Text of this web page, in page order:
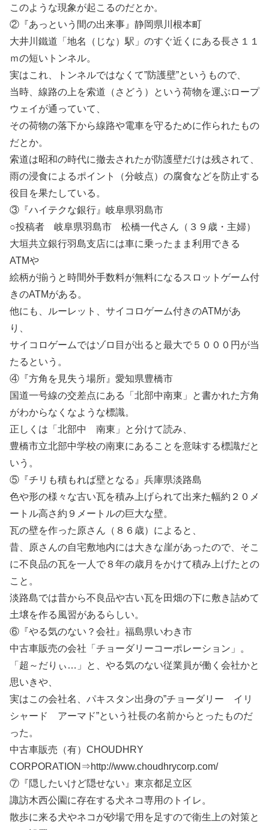
このような現象が起こるのだとか。
②『あっという間の出来事』静岡県川根本町
大井川鐵道「地名（じな）駅」のすぐ近くにある長さ１１
ｍの短いトンネル。
実はこれ、トンネルではなくて”防護壁”というもので、
当時、線路の上を索道（さどう）という荷物を運ぶロープ
ウェイが通っていて、
その荷物の落下から線路や電車を守るために作られたもの
だとか。
索道は昭和の時代に撤去されたが防護壁だけは残されて、
雨の浸食によるポイント（分岐点）の腐食などを防止する
役目を果たしている。
③『ハイテクな銀行』岐阜県羽島市
○投稿者 岐阜県羽島市 松橋一代さん（３９歳・主婦）
大垣共立銀行羽島支店には車に乗ったまま利用できる
ATMや
絵柄が揃うと時間外手数料が無料になるスロットゲーム付
きのATMがある。
他にも、ルーレット、サイコロゲーム付きのATMがあ
り、
サイコロゲームではゾロ目が出ると最大で５０００円が当
たるという。
④『方角を見失う場所』愛知県豊橋市
国道一号線の交差点にある「北部中南東」と書かれた方角
がわからなくなような標識。
正しくは「北部中 南東」と分けて読み、
豊橋市立北部中学校の南東にあることを意味する標識だと
いう。
⑤『チリも積もれば壁となる』兵庫県淡路島
色や形の様々な古い瓦を積み上げられて出来た幅約２０メ
ートル高さ約９メートルの巨大な壁。
瓦の壁を作った原さん（８６歳）によると、
昔、原さんの自宅敷地内には大きな崖があったので、そこ
に不良品の瓦を一人で８年の歳月をかけて積み上げたとの
こと。
淡路島では昔から不良品や古い瓦を田畑の下に敷き詰めて
土壌を作る風習があるらしい。
⑥『やる気のない？会社』福島県いわき市
中古車販売の会社「チョーダリーコーポレーション」。
「超～だりぃ…」と、やる気のない従業員が働く会社かと
思いきや、
実はこの会社名、パキスタン出身の”チョーダリー イリ
シャード アーマド”という社長の名前からとったものだ
った。
中古車販売（有）CHOUDHRY
CORPORATION⇒http://www.choudhrycorp.com/
⑦『隠したいけど隠せない』東京都足立区
諏訪木西公園に存在する犬ネコ専用のトイレ。
散歩に来る犬やネコが砂場で用を足すので衛生上の対策と